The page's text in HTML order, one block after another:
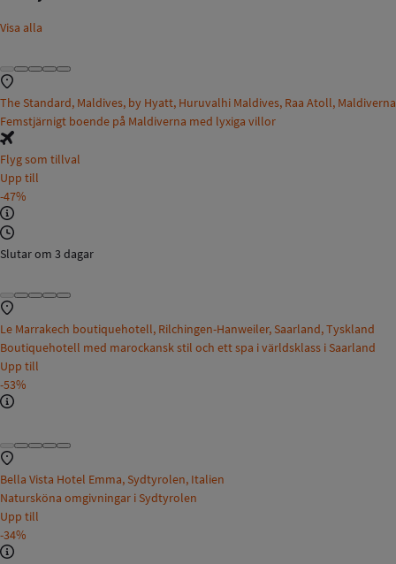
Visa alla
The Standard, Maldives, by Hyatt, Huruvalhi Maldives, Raa Atoll, Maldiverna
Femstjärnigt boende på Maldiverna med lyxiga villor
Flyg som tillval
Upp till
-47%
Slutar om 3 dagar
Le Marrakech boutiquehotell, Rilchingen-Hanweiler, Saarland, Tyskland
Boutiquehotell med marockansk stil och ett spa i världsklass i Saarland
Upp till
-53%
Bella Vista Hotel Emma, Sydtyrolen, Italien
Natursköna omgivningar i Sydtyrolen
Upp till
-34%